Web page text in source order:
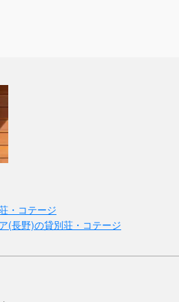
・コテージ
(長野)の貸別荘・コテージ